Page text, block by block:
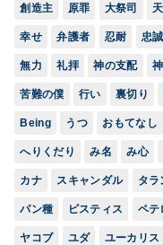
創造主 原罪 大祭司
幸せ 弁護者 忍耐 忠誠
無力 礼拝 神の支配
苦難の僕 行い 裏切り
Being うつ おもてなし
へりくだり み名 み心
カナ スキャンダル タラ
パン種 ピスティス ペテ
ヤコブ ユダ ユーカリス